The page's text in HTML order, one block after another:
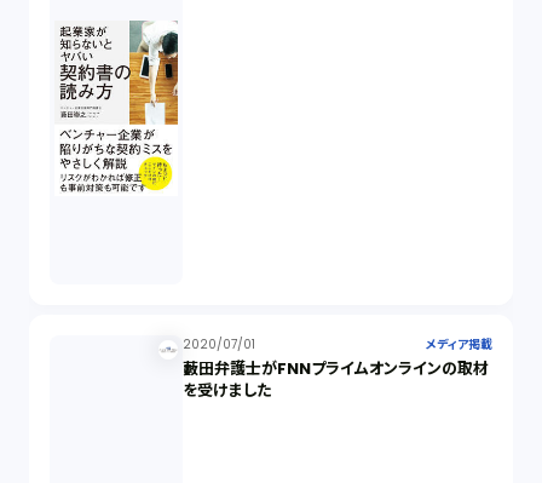
2020/07/01 メディア掲載
藪田弁護士がFNNプライムオンラインの取材
を受けました